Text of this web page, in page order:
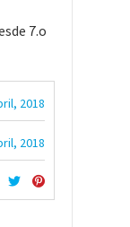
7.o
2018
2018